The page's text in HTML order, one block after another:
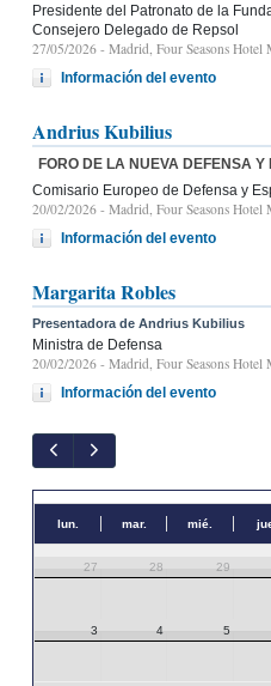
Presidente del Patronato de la
Consejero Delegado de Repsol
27/05/2026 - Madrid, Four Seasons
Información del evento
Andrius Kubilius
FORO DE LA NUEVA DEFENSA Y
Comisario Europeo de Defensa y
20/02/2026 - Madrid, Four Seasons
Información del evento
Margarita Robles
Presentadora de Andrius Kubilius
Ministra de Defensa
20/02/2026 - Madrid, Four Seasons
Información del evento
lun. mar. mié.
27 28 29
3 4 5